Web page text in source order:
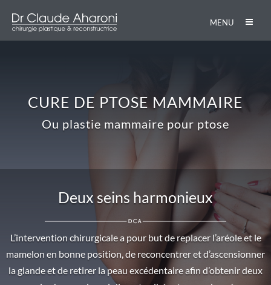
CURE DE PTOSE MAMMAIRE
Ou plastie mammaire pour ptose
Deux seins harmonieux
L’intervention chirurgicale a pour but de replacer l’aréole et le
mamelon en bonne position, de reconcentrer et d’ascensionner
la glande et de retirer la peau excédentaire afin d’obtenir deux
MENU